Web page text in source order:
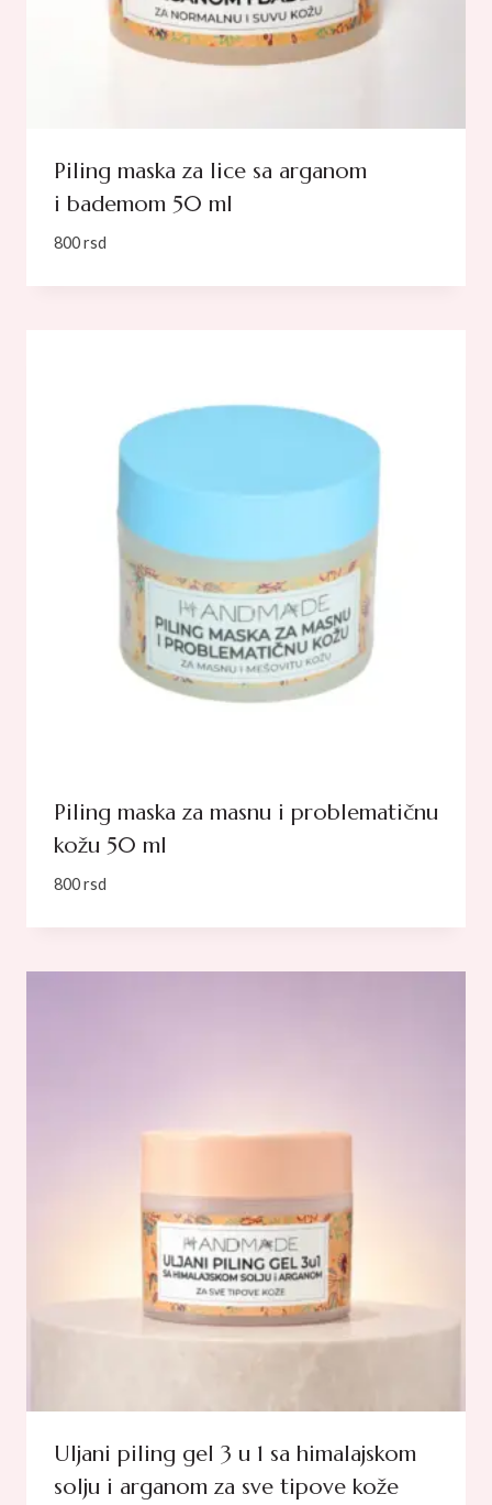
Piling maska za lice sa arganom
i bademom 50 ml
800rsd
Piling maska za masnu i problematičnu
kožu 50 ml
800rsd
Uljani piling gel 3 u 1 sa himalajskom
solju i arganom za sve tipove kože